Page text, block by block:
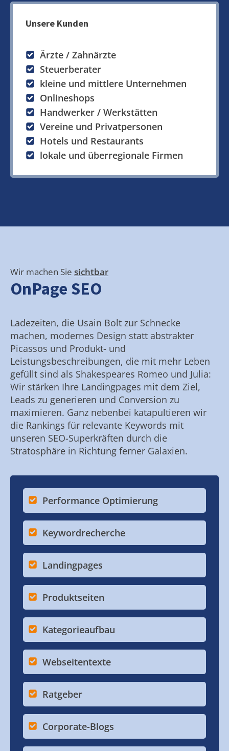
Unsere Kunden
Ärzte / Zahnärzte
Steuerberater
kleine und mittlere Unternehmen
Onlineshops
Handwerker / Werkstätten
Vereine und Privatpersonen
Hotels und Restaurants
lokale und überregionale Firmen
Wir machen Sie sichtbar
OnPage SEO
Ladezeiten, die Usain Bolt zur Schnecke
machen, modernes Design statt abstrakter
Picassos und Produkt- und
Leistungsbeschreibungen, die mit mehr Leben
gefüllt sind als Shakespeares Romeo und Julia:
Wir stärken Ihre Landingpages mit dem Ziel,
Leads zu generieren und Conversion zu
maximieren. Ganz nebenbei katapultieren wir
die Rankings für relevante Keywords mit
unseren SEO-Superkräften durch die
Stratosphäre in Richtung ferner Galaxien.
Performance Optimierung
Keywordrecherche
Landingpages
Produktseiten
Kategorieaufbau
Webseitentexte
Ratgeber
Corporate-Blogs